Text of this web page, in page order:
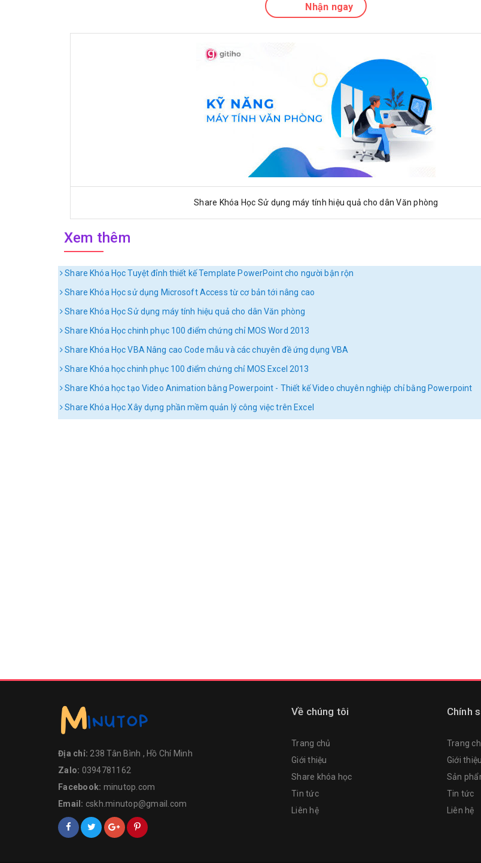
Nhận ngay
Share Khóa Học Sử dụng máy tính hiệu quả cho dân Văn phòng
Xem thêm
Share Khóa Học Tuyệt đỉnh thiết kế Template PowerPoint cho người bận rộn
Share Khóa Học sử dụng Microsoft Access từ cơ bản tới nâng cao
Share Khóa Học Sử dụng máy tính hiệu quả cho dân Văn phòng
Share Khóa Học chinh phục 100 điểm chứng chỉ MOS Word 2013
Share Khóa Học VBA Nâng cao Code mẫu và các chuyên đề ứng dụng VBA
Share Khóa học chinh phục 100 điểm chứng chỉ MOS Excel 2013
Share Khóa học tạo Video Animation bằng Powerpoint - Thiết kế Video chuyên nghiệp chỉ bằng Powerpoint
Share Khóa Học Xây dựng phần mềm quản lý công việc trên Excel
Địa chỉ: 238 Tân Bình , Hồ Chí Minh
Zalo: 0394781162
Facebook: minutop.com
Email: cskh.minutop@gmail.com
Về chúng tôi
Trang chủ
Giới thiệu
Share khóa học
Tin tức
Liên hệ
Chính
Trang
Giới thiệu
Sản
Tin tức
Liên hệ